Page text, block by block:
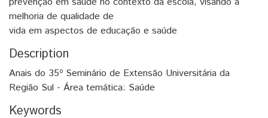
melhoria de qualidade de
vida em aspectos de educação e saúde
Description
Anais do 35º Seminário de Extensão Universitária da
Região Sul - Área temática: Saúde
Keywords